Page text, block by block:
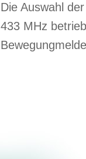
Die Auswahl
433 MHz